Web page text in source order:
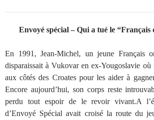
Envoyé spécial – Qui a tué le “Français
En 1991, Jean-Michel, un jeune Français
disparaissait à Vukovar en ex-Yougoslavie
aux côtés des Croates pour les aider à
Encore aujourd’hui, son corps reste
perdu tout espoir de le revoir vivant.A
d’Envoyé Spécial avait croisé la route du